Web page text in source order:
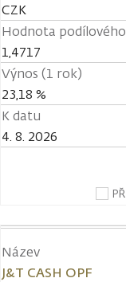
CZK
Hodnota
1,4717
Výnos (1 rok)
23,18 %
K datu
4. 8. 2026
Název
J&T CASH OPF